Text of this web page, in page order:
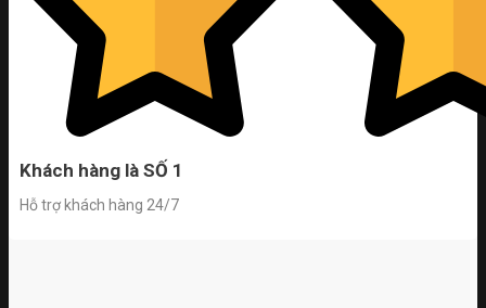
Khách hàng là SỐ 1
Hỗ trợ khách hàng 24/7